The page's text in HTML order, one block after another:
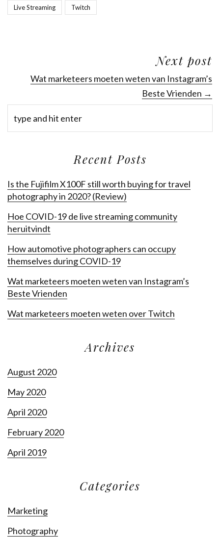
Live Streaming Twitch
Next post
Wat marketeers moeten weten van Instagram’s
Beste Vrienden →
Recent Posts
Is the Fujifilm X100F still worth buying for travel
photography in 2020? (Review)
Hoe COVID-19 de live streaming community
heruitvindt
How automotive photographers can occupy
themselves during COVID-19
Wat marketeers moeten weten van Instagram’s
Beste Vrienden
Wat marketeers moeten weten over Twitch
Archives
August 2020
May 2020
April 2020
February 2020
April 2019
Categories
Marketing
Photography